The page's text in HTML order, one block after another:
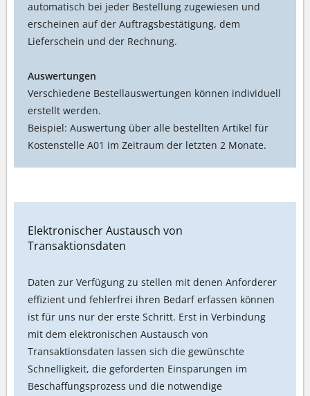
automatisch bei jeder Bestellung zugewiesen und
erscheinen auf der Auftragsbestätigung, dem
Lieferschein und der Rechnung.
Auswertungen
Verschiedene Bestellauswertungen können individuell
erstellt werden.
Beispiel: Auswertung über alle bestellten Artikel für
Kostenstelle A01 im Zeitraum der letzten 2 Monate.
Elektronischer Austausch von
Transaktionsdaten
Daten zur Verfügung zu stellen mit denen Anforderer
effizient und fehlerfrei ihren Bedarf erfassen können
ist für uns nur der erste Schritt. Erst in Verbindung
mit dem elektronischen Austausch von
Transaktionsdaten lassen sich die gewünschte
Schnelligkeit, die geforderten Einsparungen im
Beschaffungsprozess und die notwendige